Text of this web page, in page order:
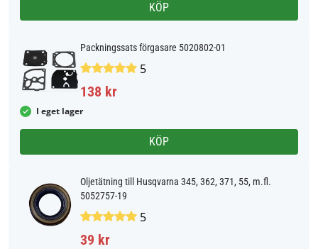
KÖP
Packningssats förgasare 5020802-01
5
138 kr
I eget lager
KÖP
Oljetätning till Husqvarna 345, 362, 371, 55, m.fl.
5052757-19
5
39 kr